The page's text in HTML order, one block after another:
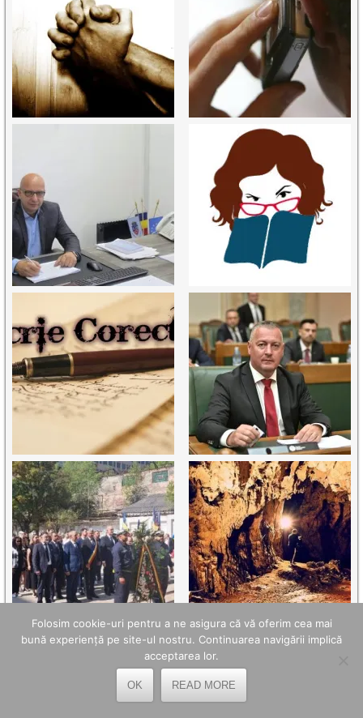
TELEFOANE UTILE
OPC Hunedoara - 0254.214.971
Folosim cookie-uri pentru a ne asigura că vă oferim cea mai
bună experiență pe site-ul nostru. Continuarea navigării implică
acceptarea lor.
OK READ MORE